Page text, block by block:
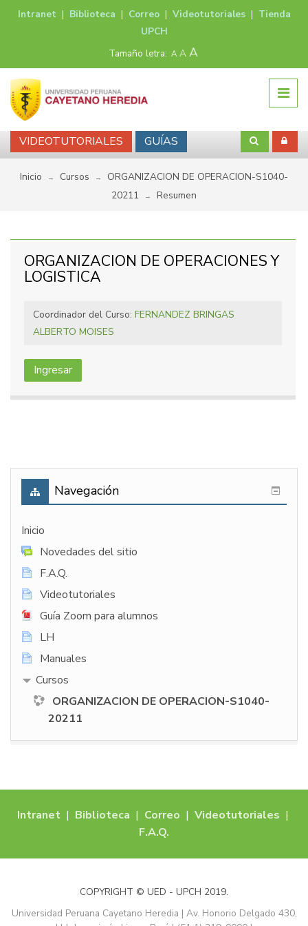
Intranet | Biblioteca | Correo| Videotutoriales| Tienda
UPCH
Tamaño letra: A A A
VIDEOTUTORIALES GUÍAS
Inicio → Cursos →
ORGANIZACION DE OPERACION-S1040-
20211
→ Resumen
ORGANIZACION DE OPERACIONES Y
LOGISTICA
Coordinador del Curso: FERNANDEZ BRINGAS
ALBERTO MOISES
Ingresar
Navegación
Inicio
Novedades del sitio
F.A.Q.
Videotutoriales
Guía Zoom para alumnos
LH
Manuales
Cursos
ORGANIZACION DE OPERACION-S1040-
20211
Intranet| Biblioteca | Correo | Videotutoriales |
F.A.Q.
COPYRIGHT © UED - UPCH 2019.
Universidad Peruana Cayetano Heredia | Av. Honorio Delgado 430,